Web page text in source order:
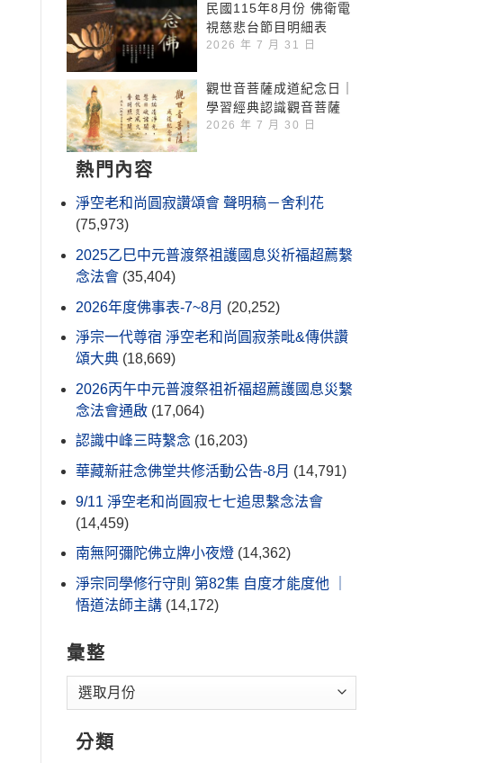
民國115年8月份 佛衛電
視慈悲台節目明細表
2026 年 7 月 31 日
觀世音菩薩成道紀念日｜
學習經典認識觀音菩薩
2026 年 7 月 30 日
熱門內容
淨空老和尚圓寂讚頌會 聲明稿－舍利花
(75,973)
2025乙巳中元普渡祭祖護國息災祈福超薦繫
念法會 (35,404)
2026年度佛事表-7~8月 (20,252)
淨宗一代尊宿 淨空老和尚圓寂荼毗&傳供讚
頌大典 (18,669)
2026丙午中元普渡祭祖祈福超薦護國息災繫
念法會通啟 (17,064)
認識中峰三時繫念 (16,203)
華藏新莊念佛堂共修活動公告-8月 (14,791)
9/11 淨空老和尚圓寂七七追思繫念法會
(14,459)
南無阿彌陀佛立牌小夜燈 (14,362)
淨宗同學修行守則 第82集 自度才能度他 ｜
悟道法師主講 (14,172)
彙整
分類